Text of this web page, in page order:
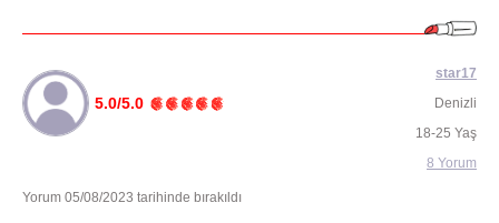
5.0/5.0
Yorum 05/08/2023 tarihinde bırakıldı
star17
Denizli
18-25 Yaş
8 Yorum